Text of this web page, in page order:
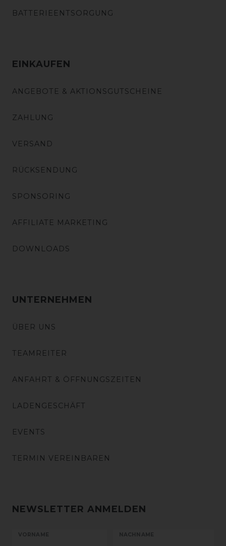
BATTERIEENTSORGUNG
EINKAUFEN
ANGEBOTE & AKTIONSGUTSCHEINE
ZAHLUNG
VERSAND
RÜCKSENDUNG
SPONSORING
AFFILIATE MARKETING
DOWNLOADS
UNTERNEHMEN
ÜBER UNS
TEAMREITER
ANFAHRT & ÖFFNUNGSZEITEN
LADENGESCHÄFT
EVENTS
TERMIN VEREINBAREN
NEWSLETTER ANMELDEN
VORNAME NACHNAME